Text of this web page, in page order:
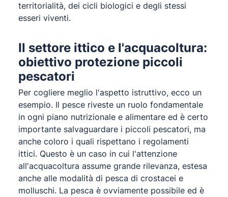
territorialità, dei cicli biologici e degli stessi
esseri viventi.
Il settore ittico e l'acquacoltura:
obiettivo protezione piccoli
pescatori
Per cogliere meglio l'aspetto istruttivo, ecco un
esempio. Il pesce riveste un ruolo fondamentale
in ogni piano nutrizionale e alimentare ed è certo
importante salvaguardare i piccoli pescatori, ma
anche coloro i quali rispettano i regolamenti
ittici. Questo è un caso in cui l'attenzione
all'acquacoltura assume grande rilevanza, estesa
anche alle modalità di pesca di crostacei e
molluschi. La pesca è ovviamente possibile ed è